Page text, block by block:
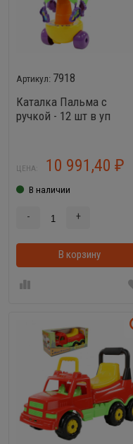
7918
Каталка Пальма с
ручкой - 12 шт в уп
ЦЕНА: 10 991,40 ₽
В наличии
- +
В корзину